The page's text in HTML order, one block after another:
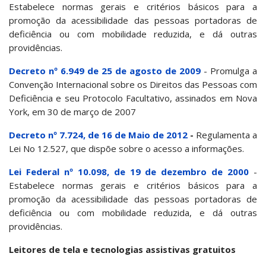
Estabelece normas gerais e critérios básicos para a
promoção da acessibilidade das pessoas portadoras de
deficiência ou com mobilidade reduzida, e dá outras
providências.
Decreto nº 6.949 de 25 de agosto de 2009 - Promulga a
Convenção Internacional sobre os Direitos das Pessoas com
Deficiência e seu Protocolo Facultativo, assinados em Nova
York, em 30 de março de 2007
Decreto nº 7.724, de 16 de Maio de 2012 - Regulamenta a
Lei No 12.527, que dispõe sobre o acesso a informações.
Lei Federal nº 10.098, de 19 de dezembro de 2000 -
Estabelece normas gerais e critérios básicos para a
promoção da acessibilidade das pessoas portadoras de
deficiência ou com mobilidade reduzida, e dá outras
providências.
Leitores de tela e tecnologias assistivas gratuitos